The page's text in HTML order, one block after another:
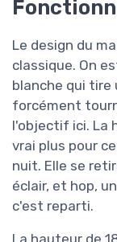
Le design du
classique. On
blanche qui tire
forcément
l'objectif ici. La
vrai plus pour
nuit. Elle se
éclair, et hop,
c'est reparti.
La hauteur de